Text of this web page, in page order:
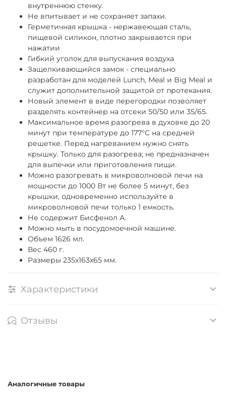
внутреннюю стенку.
Не впитывает и не сохраняет запахи.
Герметичная крышка - нержавеющая сталь,
пищевой силикон, плотно закрывается при
нажатии
Гибкий уголок для выпускания воздуха
Защелкивающийся замок - специально
разработан для моделей Lunch, Meal и Big Meal и
служит дополнительной защитой от протекания.
Новый элемент в виде перегородки позволяет
разделять контейнер на отсеки 50/50 или 35/65.
Максимальное время разогрева в духовке до 20
минут при температуре до 177°C на средней
решетке. Перед нагреванием нужно снять
крышку. Только для разогрева; не предназначен
для выпечки или приготовления пищи.
Можно разогревать в микроволновой печи на
мощности до 1000 Вт не более 5 минут, без
крышки, одновременно используйте в
микроволновой печи только 1 емкость.
Не содержит Бисфенол А.
Можно мыть в посудомоечной машине.
Объем 1626 мл.
Вес 460 г.
Размеры 235x163х65 мм.
Характеристики
Отзывы
Аналогичные товары